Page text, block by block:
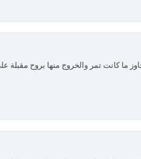
كانت تمر والخروج منها بروح مقبلة